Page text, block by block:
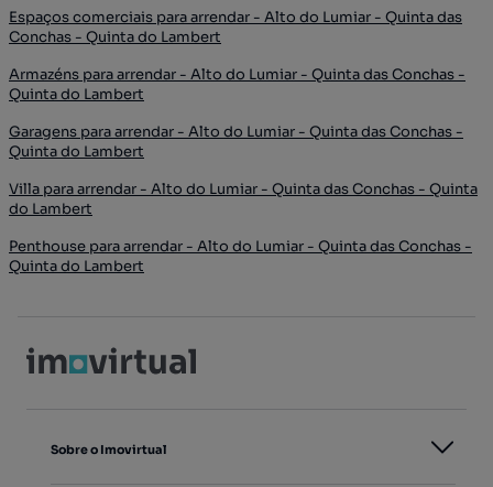
Espaços comerciais para arrendar - Alto do Lumiar - Quinta das
Conchas - Quinta do Lambert
Armazéns para arrendar - Alto do Lumiar - Quinta das Conchas -
Quinta do Lambert
Garagens para arrendar - Alto do Lumiar - Quinta das Conchas -
Quinta do Lambert
Villa para arrendar - Alto do Lumiar - Quinta das Conchas - Quinta
do Lambert
Penthouse para arrendar - Alto do Lumiar - Quinta das Conchas -
Quinta do Lambert
Sobre o Imovirtual